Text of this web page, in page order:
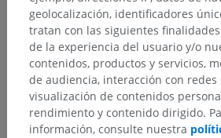
Traducciones
¿Ha detectado un error?
No dude en sugerir una
geolocalización, identificadores
tratan con las siguientes
de la experiencia del usuario y/o
contenidos, productos y servicios,
de audiencia, interacción con redes
visualización de contenidos
rendimiento y contenido dirigido.
información, consulte nuestra